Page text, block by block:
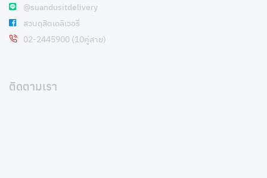
@suandusitdelivery
สวนดุสิตเดลิเวอรี่
02-2445900 (10คู่สาย)
ติดตามเรา